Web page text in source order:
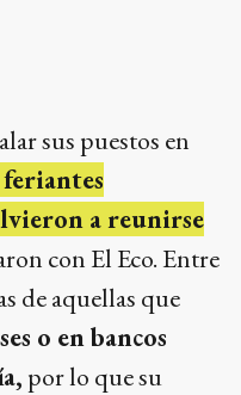
sus puestos en
a reunirse
con El Eco. Entre
de aquellas que
o en bancos
por lo que su